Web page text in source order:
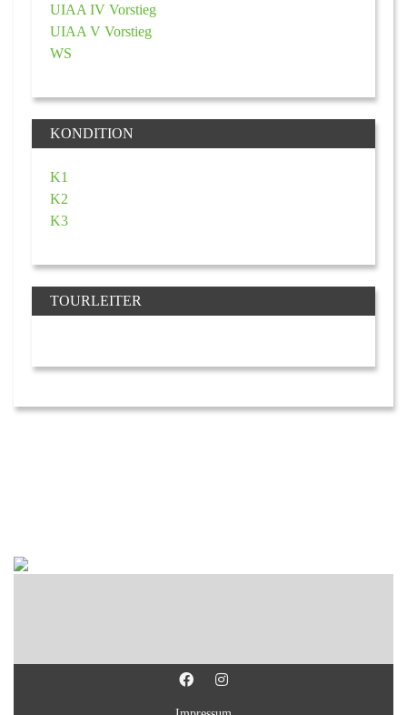
UIAA IV Vorstieg
UIAA V Vorstieg
WS
KONDITION
K1
K2
K3
TOURLEITER